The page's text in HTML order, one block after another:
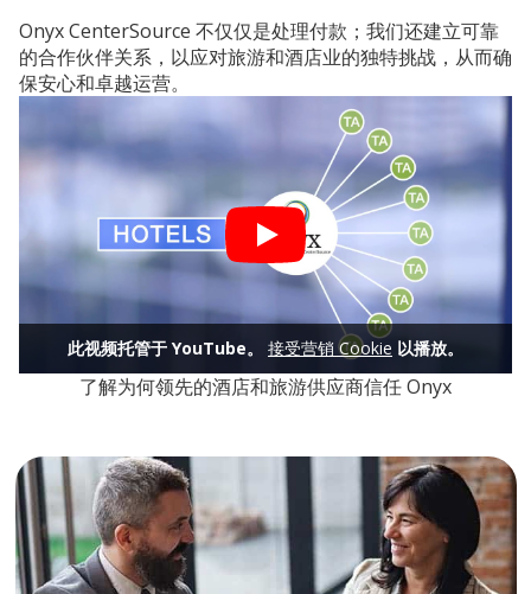
Onyx CenterSource 不仅仅是处理付款；我们还建立可靠
的合作伙伴关系，以应对旅游和酒店业的独特挑战，从而确
保安心和卓越运营。
此视频托管于 YouTube。 接受营销 Cookie 以播放。
了解为何领先的酒店和旅游供应商信任 Onyx